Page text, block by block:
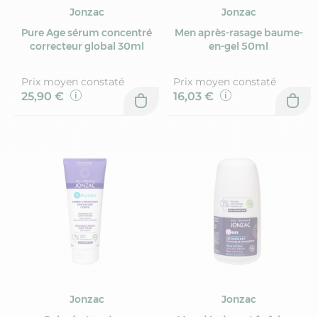
Jonzac
Pure Age sérum concentré
correcteur global 30ml
Prix moyen constaté
25,90 €
Jonzac
Men après-rasage baume-
en-gel 50ml
Prix moyen constaté
16,03 €
Jonzac
Jonzac